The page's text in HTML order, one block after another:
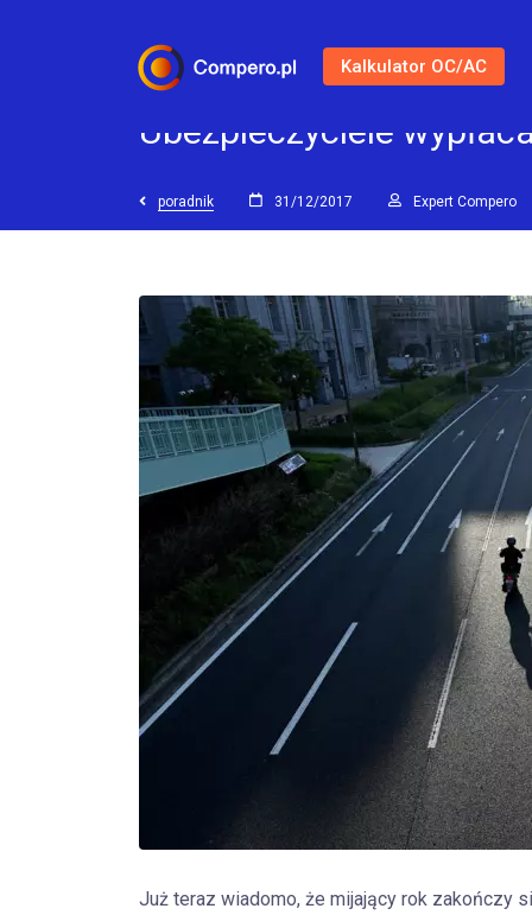
Kalkulator OC/AC
Ubezpieczyciele
poradnik 31/12/2017 Expert Compero
Już teraz wiadomo, że mijający rok zakończy